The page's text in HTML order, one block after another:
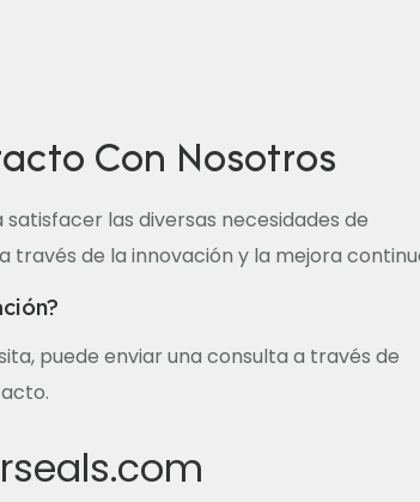
Con Nosotros
las diversas necesidades de
través de la innovación y la mejora
puede enviar una consulta a través de